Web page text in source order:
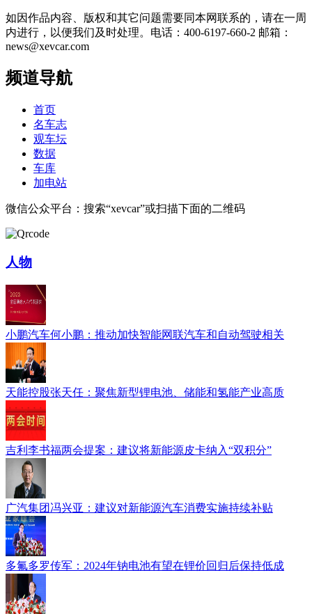
如因作品内容、版权和其它问题需要同本网联系的，请在一周
内进行，以便我们及时处理。电话：400-6197-660-2 邮箱：
news@xevcar.com
频道导航
首页
名车志
观车坛
数据
车库
加电站
微信公众平台：搜索“xevcar”或扫描下面的二维码
人物
小鹏汽车何小鹏：推动加快智能网联汽车和自动驾驶相关
天能控股张天任：聚焦新型锂电池、储能和氢能产业高质
吉利李书福两会提案：建议将新能源皮卡纳入“双积分”
广汽集团冯兴亚：建议对新能源汽车消费实施持续补贴
多氟多罗传军：2024年钠电池有望在锂价回归后保持低成